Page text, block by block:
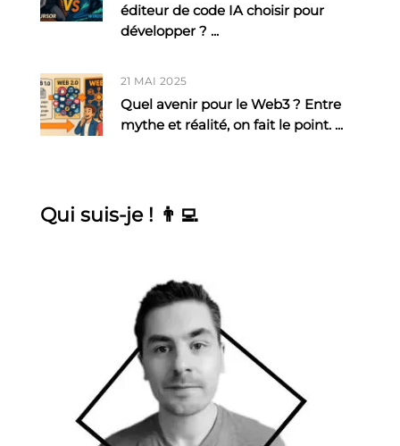
éditeur de code IA choisir pour
développer ? ...
21 MAI 2025
Quel avenir pour le Web3 ? Entre
mythe et réalité, on fait le point. ...
Qui suis-je ! 👨‍💻